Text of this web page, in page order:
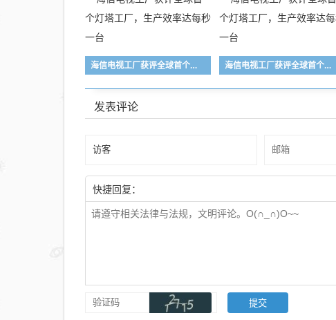
海信电视工厂获评全球首个灯塔工厂，生产效率达每秒一台 海信电视工厂获评全球首个灯塔工厂，生产效率达每秒一台
发表评论
快捷回复：